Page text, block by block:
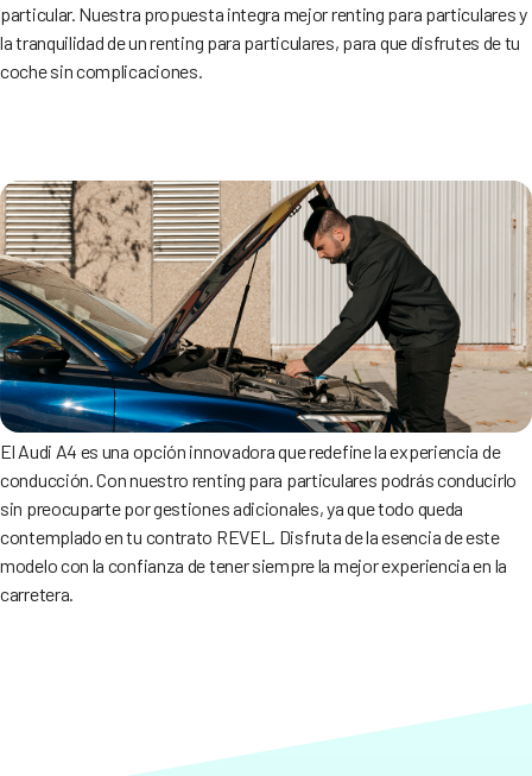
particular. Nuestra propuesta integra mejor renting para particulares y
la tranquilidad de un renting para particulares, para que disfrutes de tu
coche sin complicaciones.
El Audi A4 es una opción innovadora que redefine la experiencia de
conducción. Con nuestro renting para particulares podrás conducirlo
sin preocuparte por gestiones adicionales, ya que todo queda
contemplado en tu contrato REVEL. Disfruta de la esencia de este
modelo con la confianza de tener siempre la mejor experiencia en la
carretera.